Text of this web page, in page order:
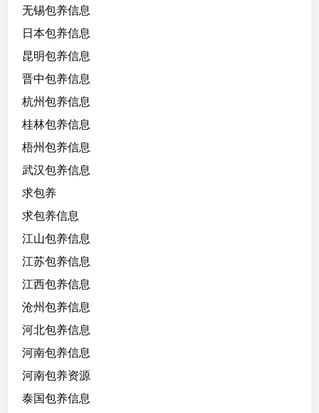
无锡包养信息
日本包养信息
昆明包养信息
晋中包养信息
杭州包养信息
桂林包养信息
梧州包养信息
武汉包养信息
求包养
求包养信息
江山包养信息
江苏包养信息
江西包养信息
沧州包养信息
河北包养信息
河南包养信息
河南包养资源
泰国包养信息